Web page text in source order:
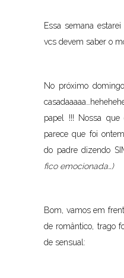
Essa semana
vcs devem saber o
No próximo
papel !!! Nossa que
parece que foi
do padre dizendo
fico emocionada…)
Bom, vamos em
de romântico, trago
de sensual: